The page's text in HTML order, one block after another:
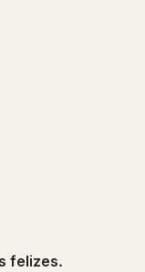
felizes.